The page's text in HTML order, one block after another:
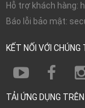
Hỗ trợ khách hàng:
Báo lỗi bảo mật:
KẾT NỐI VỚI CHÚNG
TẢI ỨNG DỤNG